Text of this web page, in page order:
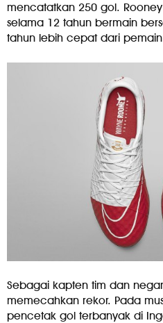
mencatatkan 250 gol.
selama 12 tahun bermain
tahun lebih cepat dari
Sebagai kapten tim dan
memecahkan rekor. Pada
pencetak gol terbanyak di